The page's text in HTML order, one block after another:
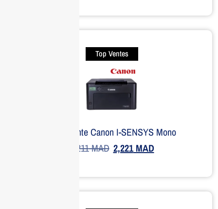
Top Ventes
Imprimante Canon I-SENSYS Mono
4,211MAD 2,221MAD